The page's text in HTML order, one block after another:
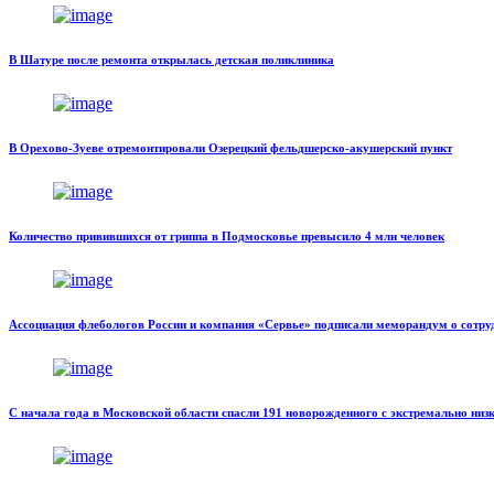
В Шатуре после ремонта открылась детская поликлиника
В Орехово-Зуеве отремонтировали Озерецкий фельдшерско-акушерский пункт
Количество привившихся от гриппа в Подмосковье превысило 4 млн человек
Ассоциация флебологов России и компания «Сервье» подписали меморандум о
С начала года в Московской области спасли 191 новорожденного с экстремально